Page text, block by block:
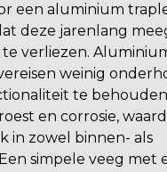
een aluminium
deze jarenlang
verliezen.
weinig
te
en corrosie,
in zowel binnen- als
simpele veeg met